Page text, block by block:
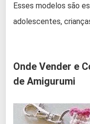
Esses modelos são
adolescentes,
Onde Vender e
de Amigurumi